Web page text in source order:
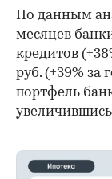
По данным
месяцев
кредитов
руб. (+39% за
портфель
увеличившись